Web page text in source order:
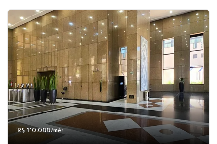
R$ 110.000/mês